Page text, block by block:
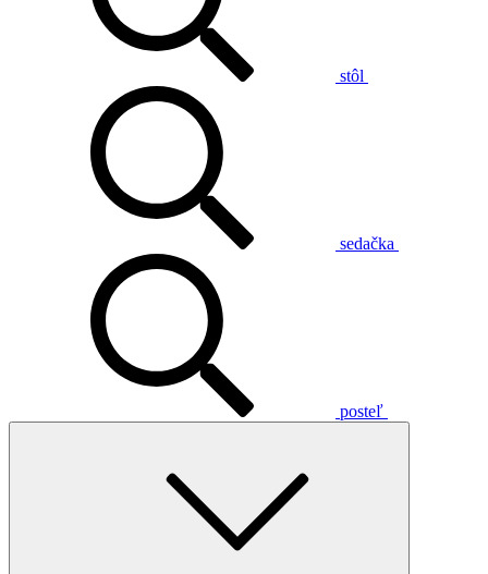
stôl
sedačka
posteľ